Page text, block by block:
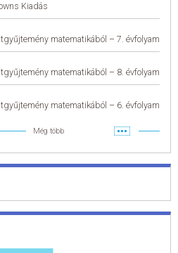
Kiadás
matematikából – 7. évfolyam
matematikából – 8. évfolyam
matematikából – 6. évfolyam
Még több